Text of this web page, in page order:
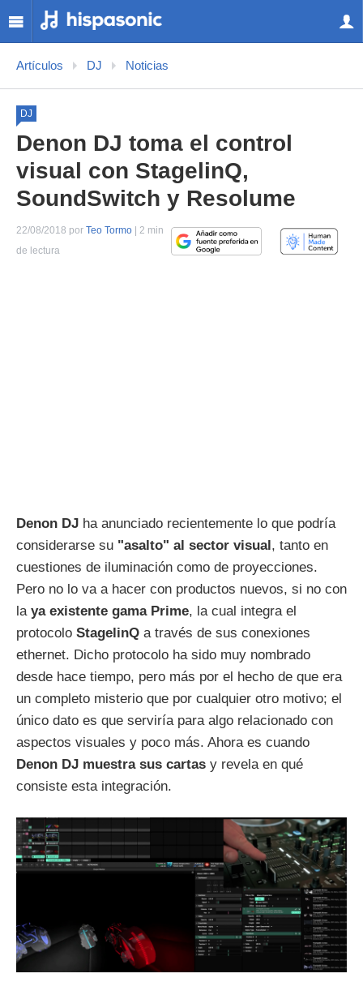
Artículos DJ Noticias
DJ
Denon DJ toma el control
visual con StagelinQ,
SoundSwitch y Resolume
22/08/2018 por Teo Tormo | 2 min
de lectura
Denon DJ ha anunciado recientemente lo que podría
considerarse su "asalto" al sector visual, tanto en
cuestiones de iluminación como de proyecciones.
Pero no lo va a hacer con productos nuevos, si no con
la ya existente gama Prime, la cual integra el
protocolo StagelinQ a través de sus conexiones
ethernet. Dicho protocolo ha sido muy nombrado
desde hace tiempo, pero más por el hecho de que era
un completo misterio que por cualquier otro motivo; el
único dato es que serviría para algo relacionado con
aspectos visuales y poco más. Ahora es cuando
Denon DJ muestra sus cartas y revela en qué
consiste esta integración.